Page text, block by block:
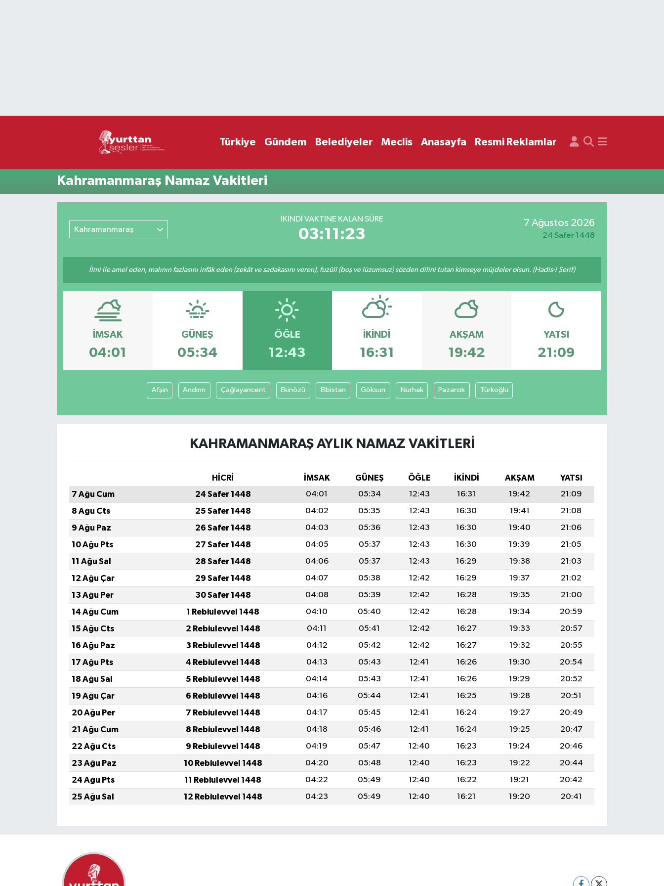
Türkiye Gündem Belediyeler Meclis Anasayfa Resmi Reklamlar
Kahramanmaraş Namaz Vakitleri
Kahramanmaraş
İKINDI VAKTİNE KALAN SÜRE
03:11:23
7 Ağustos 2026
24 Safer 1448
İlmi ile amel eden, malının fazlasını infâk eden (zekât ve sadakasını veren), fuzûlî (boş ve lüzumsuz) sözden dilini tutan kimseye müjdeler olsun. (Hadis-i Şerif)
İMSAK
04:01
GÜNEŞ
05:34
ÖĞLE
12:43
İKINDI
16:31
AKŞAM
19:42
YATSI
21:09
Afşin Andırın Çağlayancerit Ekinözü Elbistan Göksun Nurhak Pazarcık Türkoğlu
KAHRAMANMARAŞ AYLIK NAMAZ VAKITLERI
HİCRİ İMSAK GÜNEŞ ÖĞLE İKINDI AKŞAM
YATSI
7 Ağu Cum
24 Safer 1448 04:01 05:34 12:43 16:31 19:42
21:09
8 Ağu Cts
25 Safer 1448 04:02 05:35 12:43 16:30 19:41
21:08
9 Ağu Paz
26 Safer 1448 04:03 05:36 12:43 16:30 19:40
21:06
10 Ağu Pts
27 Safer 1448 04:05 05:37 12:43 16:30 19:39
21:05
11 Ağu Sal
28 Safer 1448 04:06 05:37 12:43 16:29 19:38
21:03
12 Ağu Çar
29 Safer 1448 04:07 05:38 12:42 16:29 19:37
21:02
13 Ağu Per
30 Safer 1448 04:08 05:39 12:42 16:28 19:35
21:00
14 Ağu Cum
1 Rebiulevvel 1448 04:10 05:40 12:42 16:28 19:34
20:59
15 Ağu Cts
2 Rebiulevvel 1448 04:11 05:41 12:42 16:27 19:33
20:57
16 Ağu Paz
3 Rebiulevvel 1448 04:12 05:42 12:42 16:27 19:32
20:55
17 Ağu Pts
4 Rebiulevvel 1448 04:13 05:43 12:41 16:26 19:30
20:54
18 Ağu Sal
5 Rebiulevvel 1448 04:14 05:43 12:41 16:26 19:29
20:52
19 Ağu Çar
6 Rebiulevvel 1448 04:16 05:44 12:41 16:25 19:28
20:51
20 Ağu Per
7 Rebiulevvel 1448 04:17 05:45 12:41 16:24 19:27
20:49
21 Ağu Cum
8 Rebiulevvel 1448 04:18 05:46 12:41 16:24 19:25
20:47
22 Ağu Cts
9 Rebiulevvel 1448 04:19 05:47 12:40 16:23 19:24
20:46
23 Ağu Paz
10 Rebiulevvel 1448 04:20 05:48 12:40 16:23 19:22
20:44
24 Ağu Pts
11 Rebiulevvel 1448 04:22 05:49 12:40 16:22 19:21
20:42
25 Ağu Sal
12 Rebiulevvel 1448 04:23 05:49 12:40 16:21 19:20 20:41
Süper Lig Puan Durumu ve Fikstür